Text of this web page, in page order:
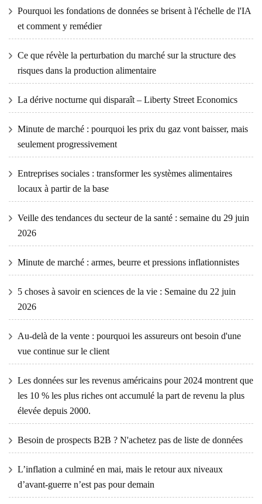
Pourquoi les fondations de données se brisent à l'échelle de l'IA
et comment y remédier
Ce que révèle la perturbation du marché sur la structure des
risques dans la production alimentaire
La dérive nocturne qui disparaît – Liberty Street Economics
Minute de marché : pourquoi les prix du gaz vont baisser, mais
seulement progressivement
Entreprises sociales : transformer les systèmes alimentaires
locaux à partir de la base
Veille des tendances du secteur de la santé : semaine du 29 juin
2026
Minute de marché : armes, beurre et pressions inflationnistes
5 choses à savoir en sciences de la vie : Semaine du 22 juin
2026
Au-delà de la vente : pourquoi les assureurs ont besoin d'une
vue continue sur le client
Les données sur les revenus américains pour 2024 montrent que
les 10 % les plus riches ont accumulé la part de revenu la plus
élevée depuis 2000.
Besoin de prospects B2B ? N'achetez pas de liste de données
L’inflation a culminé en mai, mais le retour aux niveaux
d’avant-guerre n’est pas pour demain